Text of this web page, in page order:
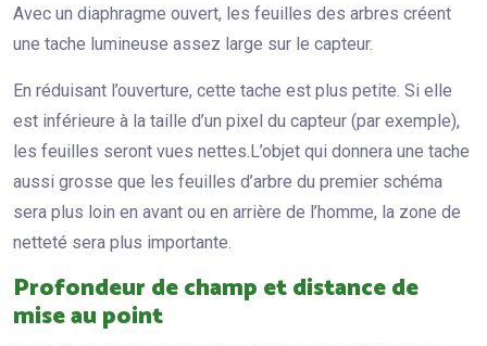
Avec un diaphragme ouvert, les feuilles des arbres créent
une tache lumineuse assez large sur le capteur.
En réduisant l’ouverture, cette tache est plus petite. Si elle
est inférieure à la taille d’un pixel du capteur (par exemple),
les feuilles seront vues nettes.L’objet qui donnera une tache
aussi grosse que les feuilles d’arbre du premier schéma
sera plus loin en avant ou en arrière de l’homme, la zone de
netteté sera plus importante.
Profondeur de champ et distance de
mise au point